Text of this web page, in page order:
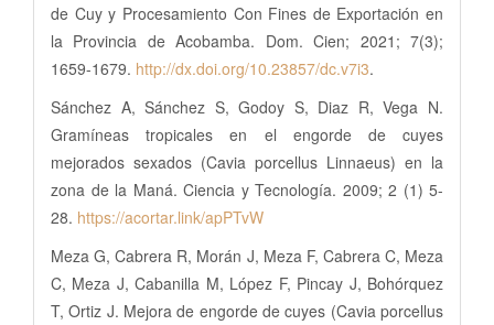
de Cuy y Procesamiento Con Fines de Exportación en
la Provincia de Acobamba. Dom. Cien; 2021; 7(3);
1659-1679. http://dx.doi.org/10.23857/dc.v7i3.
Sánchez A, Sánchez S, Godoy S, Diaz R, Vega N.
Gramíneas tropicales en el engorde de cuyes
mejorados sexados (Cavia porcellus Linnaeus) en la
zona de la Maná. Ciencia y Tecnología. 2009; 2 (1) 5-
28. https://acortar.link/apPTvW
Meza G, Cabrera R, Morán J, Meza F, Cabrera C, Meza
C, Meza J, Cabanilla M, López F, Pincay J, Bohórquez
T, Ortiz J. Mejora de engorde de cuyes (Cavia porcellus